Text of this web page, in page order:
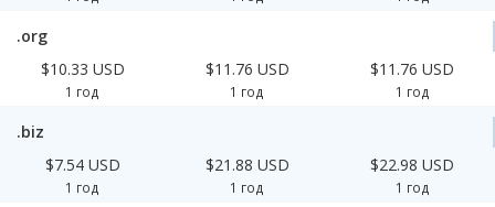
.org
$10.33 USD
1 год
$11.76 USD
1 год
$11.76 USD
1 год
.biz
$7.54 USD
1 год
$21.88 USD
1 год
$22.98 USD
1 год